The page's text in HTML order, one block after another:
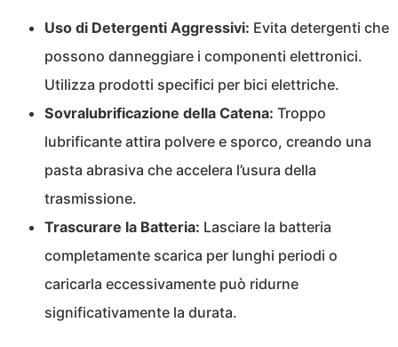
Uso di Detergenti Aggressivi: Evita detergenti che
possono danneggiare i componenti elettronici.
Utilizza prodotti specifici per bici elettriche.
Sovralubrificazione della Catena: Troppo
lubrificante attira polvere e sporco, creando una
pasta abrasiva che accelera l’usura della
trasmissione.
Trascurare la Batteria: Lasciare la batteria
completamente scarica per lunghi periodi o
caricarla eccessivamente può ridurne
significativamente la durata.